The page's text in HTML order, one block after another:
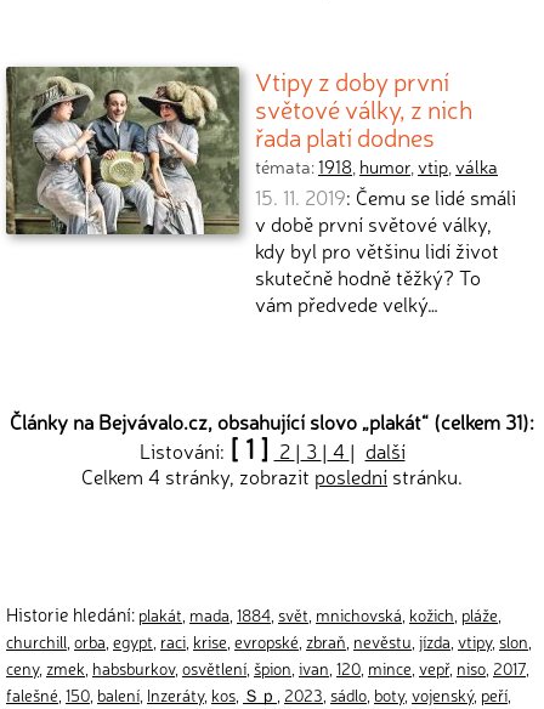
Vtipy z doby první
světové války, z nich
řada platí dodnes
témata:1918, humor,vtip,válka
15. 11. 2019: Čemu se lidé smáli
v době první světové války,
kdy byl pro většinu lidí život
skutečně hodně těžký? To
vám předvede velký…
Články na Bejvávalo.cz, obsahující slovo „plakát“ (celkem 31):
Listování: [ 1 ] 2 | 3 | 4 | další
Celkem 4 stránky, zobrazit poslední stránku.
Historie hledání: plakát mada 1884 svět mnichovská kožich pláže
churchill orba egypt raci krise evropské zbraň nevěstu jízda vtipy, slon
ceny, zmek habsburkov, osvětlení špion ivan 120 mince vepř, niso 2017
falešné 150 balení Inzeráty, kos Ｓｐ 2023 sádlo boty, vojenský, peří